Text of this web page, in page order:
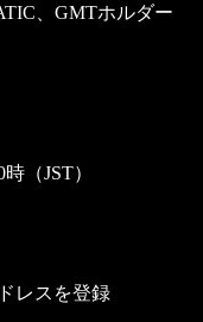
、GMTホルダー
（JST）
レスを登録